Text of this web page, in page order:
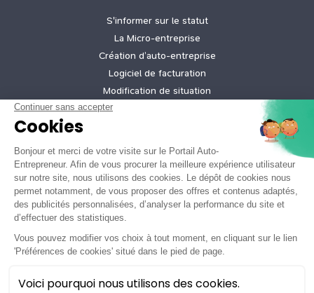
S'informer sur le statut
La Micro‑entreprise
Création d’auto‑entreprise
Logiciel de facturation
Modification de situation
Création micro-entreprise gratuite
Informations légales
Mentions légales
Politique de confidentialité
Conditions générales d'utilisation